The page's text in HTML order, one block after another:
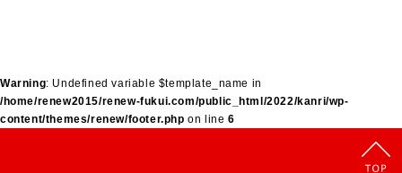
Warning: Undefined variable $template_name in
/home/renew2015/renew-fukui.com/public_html/2022/kanri/wp-
content/themes/renew/footer.php on line 6